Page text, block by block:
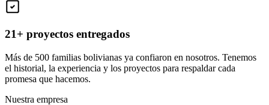
21+ proyectos entregados
Más de 500 familias bolivianas ya confiaron en nosotros. Tenemos
el historial, la experiencia y los proyectos para respaldar cada
promesa que hacemos.
Nuestra empresa